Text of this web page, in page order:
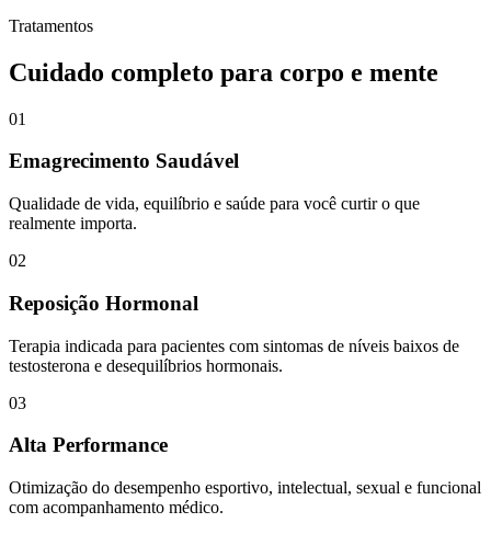
Tratamentos
Cuidado completo para corpo e mente
01
Emagrecimento Saudável
Qualidade de vida, equilíbrio e saúde para você curtir o que
realmente importa.
02
Reposição Hormonal
Terapia indicada para pacientes com sintomas de níveis baixos de
testosterona e desequilíbrios hormonais.
03
Alta Performance
Otimização do desempenho esportivo, intelectual, sexual e funcional
com acompanhamento médico.